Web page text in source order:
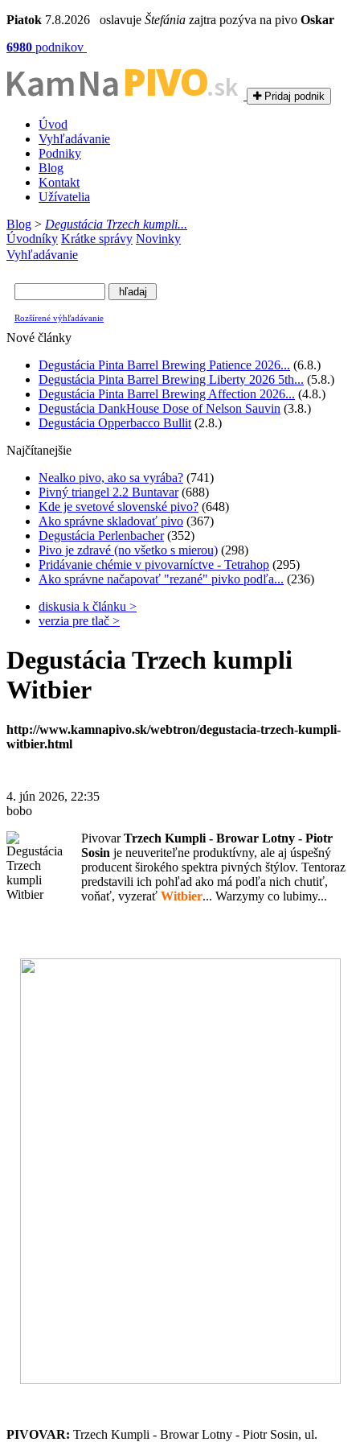
Piatok 7.8.2026 oslavuje Štefánia zajtra pozýva na pivo Oskar
6980 podnikov
Kam NaPIVO.sk Pridaj podnik
Úvod
Vyhľadávanie
Podniky
Blog
Kontakt
Užívatelia
Blog > Degustácia Trzech kumpli...
Úvodníky Krátke správy Novinky
Vyhľadávanie
Rozšírené výhľadávanie
Nové články
Degustácia Pinta Barrel Brewing Patience 2026... (6.8.)
Degustácia Pinta Barrel Brewing Liberty 2026 5th... (5.8.)
Degustácia Pinta Barrel Brewing Affection 2026... (4.8.)
Degustácia DankHouse Dose of Nelson Sauvin (3.8.)
Degustácia Opperbacco Bullit (2.8.)
Najčítanejšie
Nealko pivo, ako sa vyrába? (741)
Pivný triangel 2.2 Buntavar(688)
Kde je svetové slovenské pivo? (648)
Ako správne skladovať pivo (367)
Degustácia Perlenbacher(352)
Pivo je zdravé (no všetko s mierou) (298)
Pridávanie chémie v pivovarníctve - Tetrahop (295)
Ako správne načapovať "rezané" pivko podľa... (236)
diskusia k článku >
verzia pre tlač >
Degustácia Trzech kumpli
Witbier
http://www.kamnapivo.sk/webtron/degustacia-trzech-kumpli-
witbier.html
4. jún 2026, 22:35
bobo
PivovarTrzech Kumpli - Browar Lotny - Piotr
Sosin je neuveriteľne produktívny, ale aj úspešný
producent širokého spektra pivných štýlov. Tentoraz
predstavili ich pohľad ako má podľa nich chutiť,
voňať, vyzerať Witbier... Warzymy co lubimy...
PIVOVAR: Trzech Kumpli - Browar Lotny - Piotr Sosin, ul.